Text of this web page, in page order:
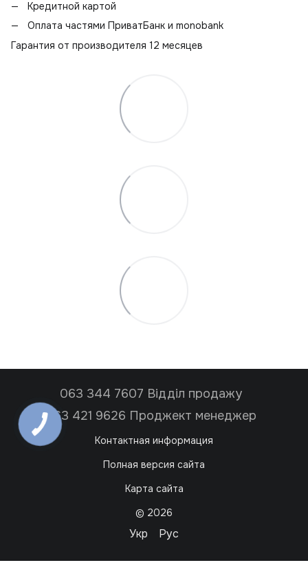
Кредитной картой
Оплата частями ПриватБанк и monobank
Гарантия от производителя 12 месяцев
063 344 7607 Відділ продажу
063 421 9626 Проджект менеджер
Контактная информация
Полная версия сайта
Карта сайта
© 2026
Укр Рус